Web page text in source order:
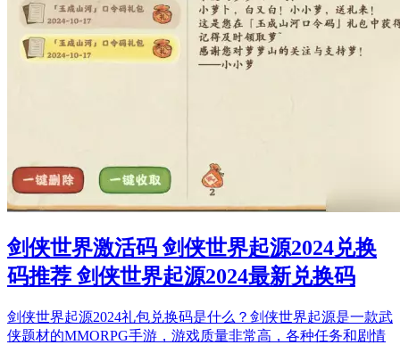
剑侠世界激活码 剑侠世界起源2024兑换
码推荐 剑侠世界起源2024最新兑换码
剑侠世界起源2024礼包兑换码是什么？剑侠世界起源是一款武
侠题材的MMORPG手游，游戏质量非常高，各种任务和剧情